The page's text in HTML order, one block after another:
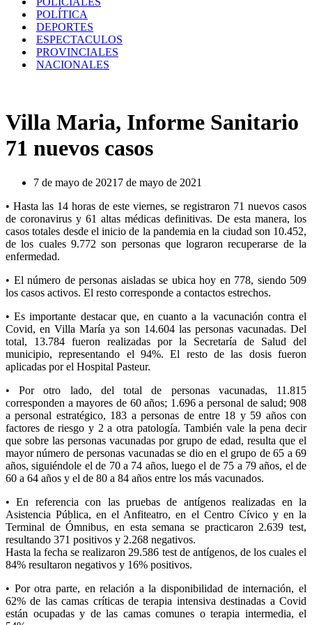
POLÍTICA
DEPORTES
ESPECTACULOS
PROVINCIALES
NACIONALES
Villa Maria, Informe Sanitario
71 nuevos casos
7 de mayo de 2021 7 de mayo de 2021
• Hasta las 14 horas de este viernes, se registraron 71 nuevos casos
de coronavirus y 61 altas médicas definitivas. De esta manera, los
casos totales desde el inicio de la pandemia en la ciudad son 10.452,
de los cuales 9.772 son personas que lograron recuperarse de la
enfermedad.
• El número de personas aisladas se ubica hoy en 778, siendo 509
los casos activos. El resto corresponde a contactos estrechos.
• Es importante destacar que, en cuanto a la vacunación contra el
Covid, en Villa María ya son 14.604 las personas vacunadas. Del
total, 13.784 fueron realizadas por la Secretaría de Salud del
municipio, representando el 94%. El resto de las dosis fueron
aplicadas por el Hospital Pasteur.
• Por otro lado, del total de personas vacunadas, 11.815
corresponden a mayores de 60 años; 1.696 a personal de salud; 908
a personal estratégico, 183 a personas de entre 18 y 59 años con
factores de riesgo y 2 a otra patología. También vale la pena decir
que sobre las personas vacunadas por grupo de edad, resulta que el
mayor número de personas vacunadas se dio en el grupo de 65 a 69
años, siguiéndole el de 70 a 74 años, luego el de 75 a 79 años, el de
60 a 64 años y el de 80 a 84 años entre los más vacunados.
• En referencia con las pruebas de antígenos realizadas en la
Asistencia Pública, en el Anfiteatro, en el Centro Cívico y en la
Terminal de Ómnibus, en esta semana se practicaron 2.639 test,
resultando 371 positivos y 2.268 negativos.
Hasta la fecha se realizaron 29.586 test de antígenos, de los cuales el
84% resultaron negativos y 16% positivos.
• Por otra parte, en relación a la disponibilidad de internación, el
62% de las camas críticas de terapia intensiva destinadas a Covid
están ocupadas y de las camas comunes o terapia intermedia, el